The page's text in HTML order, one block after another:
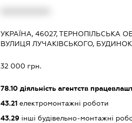
УКРАЇНА, 46027, ТЕРНОПІЛЬСЬКА
ВУЛИЦЯ ЛУЧАКІВСЬКОГО, БУДИНОК
32 000 грн.
78.10діяльність агентств
43.21електромонтажні роботи
43.29інші будівельно-монтажні